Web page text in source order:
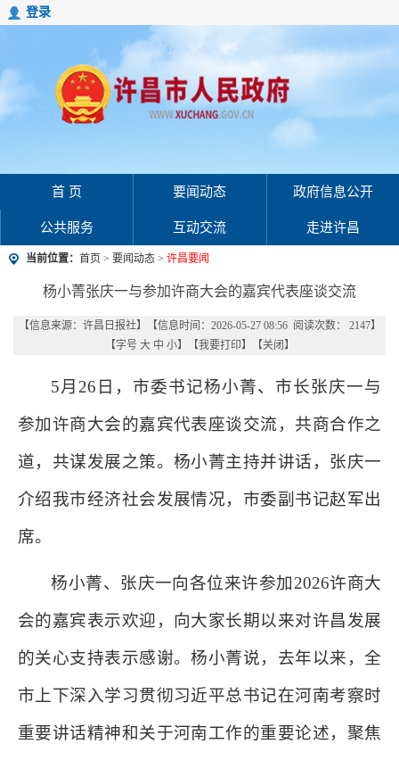
登录
首 页 要闻动态 政府信息公开
公共服务 互动交流 走进许昌
当前位置： 首页 > 要闻动态 > 许昌要闻
杨小菁张庆一与参加许商大会的嘉宾代表座谈交流
【信息来源： 许昌日报社】 【信息时间：2026-05-27 08:56 阅读次数： 2147】
【字号 大 中 小】【我要打印】【关闭 】
5月26日，市委书记杨小菁、市长张庆一与
参加许商大会的嘉宾代表座谈交流，共商合作之
道，共谋发展之策。杨小菁主持并讲话，张庆一
介绍我市经济社会发展情况，市委副书记赵军出
席。
杨小菁、张庆一向各位来许参加2026许商大
会的嘉宾表示欢迎，向大家长期以来对许昌发展
的关心支持表示感谢。杨小菁说，去年以来，全
市上下深入学习贯彻习近平总书记在河南考察时
重要讲话精神和关于河南工作的重要论述，聚焦